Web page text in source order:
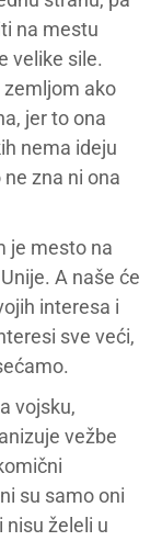
na mestu
velike sile.
zemljom ako
jer to ona
nema ideju
zna ni ona
je mesto na
A naše će
interesa i
sve veći,
vojsku,
vežbe
su samo oni
nisu želeli u